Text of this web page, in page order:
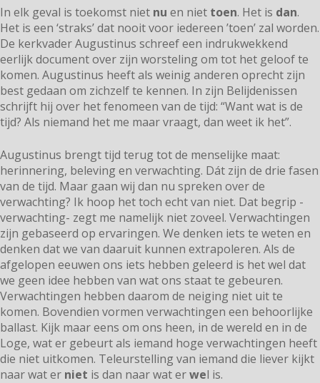
In elk geval is toekomst niet nu en niet toen. Het is dan.
Het is een ‘straks’ dat nooit voor iedereen ’toen’ zal worden.
De kerkvader Augustinus schreef een indrukwekkend
eerlijk document over zijn worsteling om tot het geloof te
komen. Augustinus heeft als weinig anderen oprecht zijn
best gedaan om zichzelf te kennen. In zijn Belijdenissen
schrijft hij over het fenomeen van de tijd: “Want wat is de
tijd? Als niemand het me maar vraagt, dan weet ik het”.
Augustinus brengt tijd terug tot de menselijke maat:
herinnering, beleving en verwachting. Dát zijn de drie fasen
van de tijd. Maar gaan wij dan nu spreken over de
verwachting? Ik hoop het toch echt van niet. Dat begrip -
verwachting- zegt me namelijk niet zoveel. Verwachtingen
zijn gebaseerd op ervaringen. We denken iets te weten en
denken dat we van daaruit kunnen extrapoleren. Als de
afgelopen eeuwen ons iets hebben geleerd is het wel dat
we geen idee hebben van wat ons staat te gebeuren.
Verwachtingen hebben daarom de neiging niet uit te
komen. Bovendien vormen verwachtingen een behoorlijke
ballast. Kijk maar eens om ons heen, in de wereld en in de
Loge, wat er gebeurt als iemand hoge verwachtingen heeft
die niet uitkomen. Teleurstelling van iemand die liever kijkt
naar wat er niet is dan naar wat erwel is.